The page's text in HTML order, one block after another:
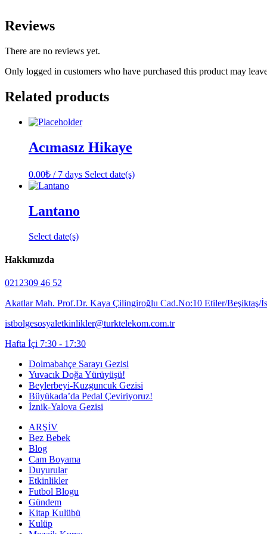
Reviews
There are no reviews yet.
Only logged in customers who have purchased this product may
Related products
Acımasız Hikaye
0.00₺ / 7 days Select date(s)
Lantano
Select date(s)
Hakkımızda
0212309 46 52
Akatlar Mah. Prof.Dr. Kaya Çilingiroğlu Cad.No:10 Etiler/Beşiktaş/
istbolgesosyaletkinlikler@turktelekom.com.tr
Hafta İçi 7:30 - 17:30
Dolmabahçe Sarayı Gezisi
Yuvacık Doğa Yürüyüşü!
Beylerbeyi-Kuzguncuk Gezisi
Büyükada’da Pedal Çeviriyoruz!
İznik-Yalova Gezisi
ARŞİV
Bez Bebek
Blog
Cam Boyama
Duyurular
Etkinlikler
Futbol Blogu
Gündem
Kitap Kulübü
Kulüp